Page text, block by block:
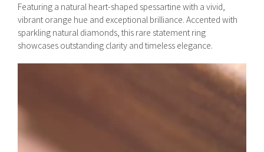
Featuring a natural heart-shaped spessartine with a vivid,
vibrant orange hue and exceptional brilliance. Accented with
sparkling natural diamonds, this rare statement ring
showcases outstanding clarity and timeless elegance.
放